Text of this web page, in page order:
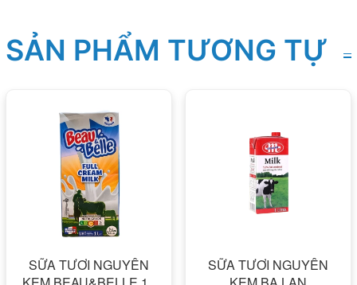
SẢN PHẨM TƯƠNG TỰ
SỮA TƯƠI NGUYÊN
SỮA TƯƠI NGUYÊN